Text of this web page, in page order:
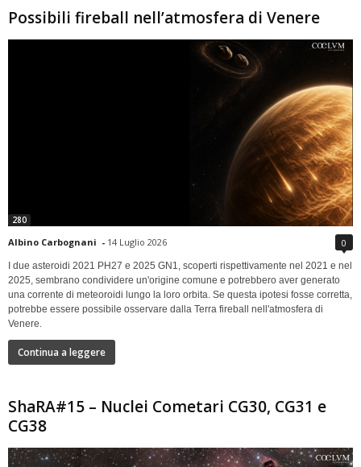
Possibili fireball nell’atmosfera di Venere
280
Albino Carbognani - 14 Luglio 2026 0
I due asteroidi 2021 PH27 e 2025 GN1, scoperti rispettivamente nel 2021 e nel
2025, sembrano condividere un'origine comune e potrebbero aver generato
una corrente di meteoroidi lungo la loro orbita. Se questa ipotesi fosse corretta,
potrebbe essere possibile osservare dalla Terra fireball nell'atmosfera di
Venere.
Continua a leggere
ShaRA#15 – Nuclei Cometari CG30, CG31 e
CG38